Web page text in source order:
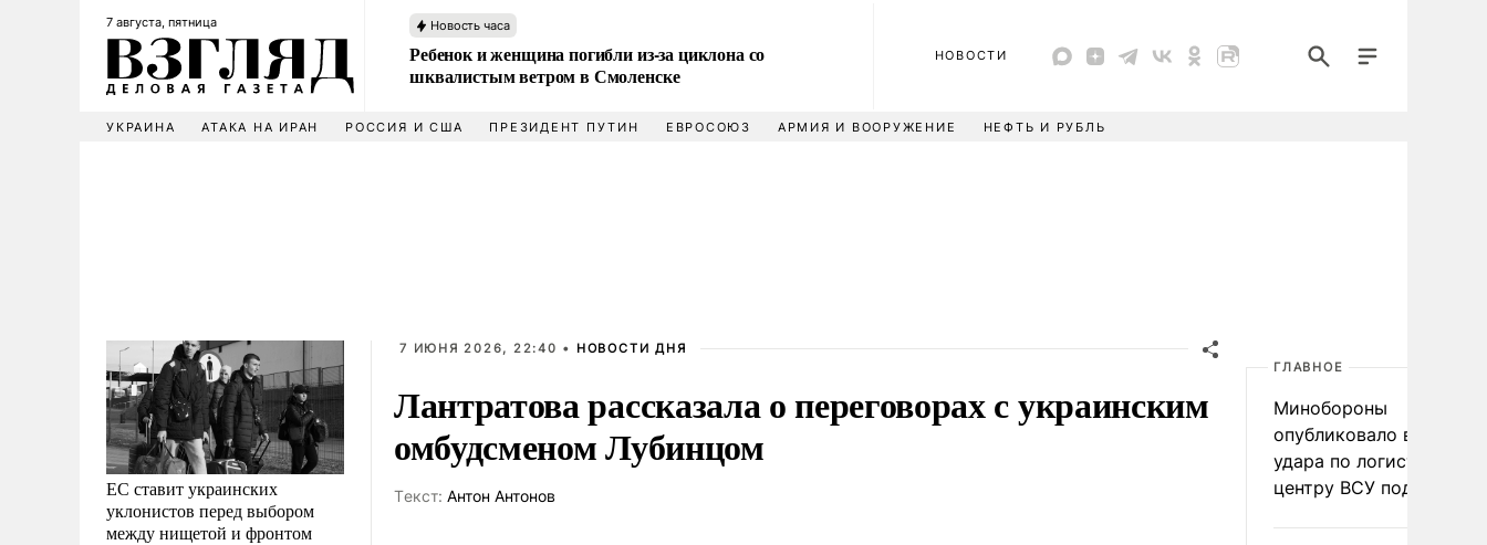
7 августа, пятница Новость часа
Ребенок и женщина погибли из-за циклона со
шквалистым ветром в Смоленске
НОВОСТИ
УКРАИНА АТАКА НА ИРАН РОССИЯ И США ПРЕЗИДЕНТ ПУТИН ЕВРОСОЮЗ АРМИЯ И ВООРУЖЕНИЕ НЕФТЬ И РУБЛЬ
ЕС ставит украинских
уклонистов перед выбором
между нищетой и фронтом
7 ИЮНЯ 2026, 22:40 • НОВОСТИ ДНЯ
Лантратова рассказала о переговорах с украинским
омбудсменом Лубинцом
Tекст: Антон Антонов
ГЛАВНОЕ
Минобороны
опубликовало видео
удара по
центру ВСУ под Киевом